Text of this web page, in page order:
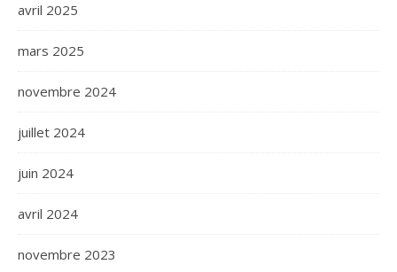
avril 2025
mars 2025
novembre 2024
juillet 2024
juin 2024
avril 2024
novembre 2023